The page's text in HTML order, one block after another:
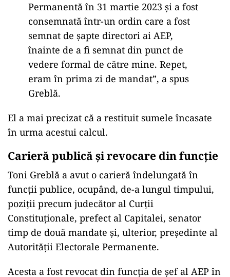
Permanentă în 31 martie 2023 și a fost
consemnată într-un ordin care a fost
semnat de șapte directori ai AEP,
înainte de a fi semnat din punct de
vedere formal de către mine. Repet,
eram în prima zi de mandat”, a spus
Greblă.
El a mai precizat că a restituit sumele încasate
în urma acestui calcul.
Carieră publică și revocare din funcție
Toni Greblă a avut o carieră îndelungată în
funcții publice, ocupând, de-a lungul timpului,
poziții precum judecător al Curții
Constituționale, prefect al Capitalei, senator
timp de două mandate și, ulterior, președinte al
Autorității Electorale Permanente.
Acesta a fost revocat din funcția de șef al AEP în